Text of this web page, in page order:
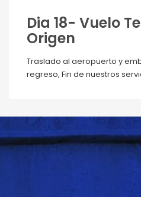
Dia 18- Vuelo
Origen
Traslado al aeropuerto y
regreso, Fin de nuestros